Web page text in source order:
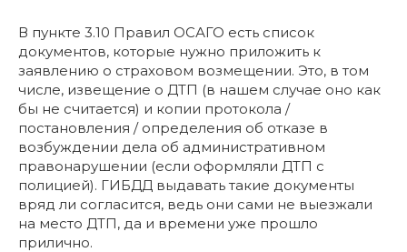
В пункте 3.10 Правил ОСАГО есть список
документов, которые нужно приложить к
заявлению о страховом возмещении. Это, в том
числе, извещение о ДТП (в нашем случае оно как
бы не считается) и копии протокола /
постановления / определения об отказе в
возбуждении дела об административном
правонарушении (если оформляли ДТП с
полицией). ГИБДД выдавать такие документы
вряд ли согласится, ведь они сами не выезжали
на место ДТП, да и времени уже прошло
прилично.